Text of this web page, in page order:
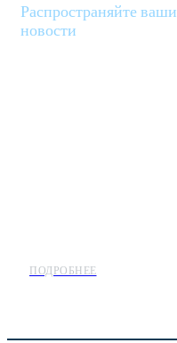
Распространяйте ваши
новости
ПОДРОБНЕЕ